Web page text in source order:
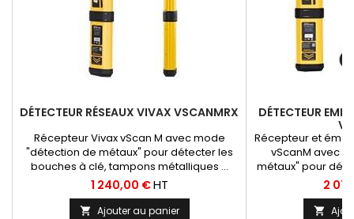
DÉTECTEUR RÉSEAUX VIVAX VSCANMRX
Récepteur Vivax vScan M avec mode
"détection de métaux" pour détecter les
bouches à clé, tampons métalliques ...
Idéal pour le repérage avant travaux de
terrassement
Prix
1 240,00 €HT
 Ajouter au panier
DÉTECTEUR
Récepteur et
vScanM avec
métaux" pour
tampons
repérage avant
Prix
2
